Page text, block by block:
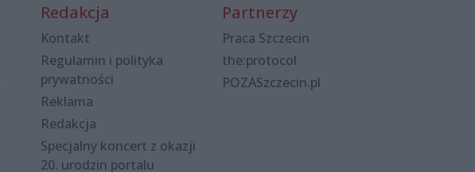
Redakcja
Kontakt
Regulamin i polityka
prywatności
Reklama
Redakcja
Specjalny koncert z okazji
20. urodzin portalu
Partnerzy
Praca Szczecin
the:protocol
POZASzczecin.pl